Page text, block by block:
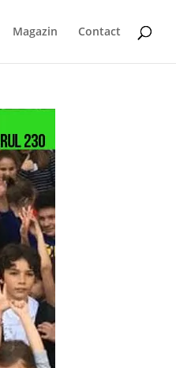
Magazin Contact